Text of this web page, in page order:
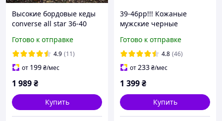
Высокие бордовые кеды
converse all star 36-40
Готово к отправке
4.9 (11)
от 199₴/мес
1 989₴
Купить
39-46рр!!! Кожаные
мужские черные
кроссовки!!!
Готово к отправке
4.8 (46)
от233₴/мес
1 399₴
Купить